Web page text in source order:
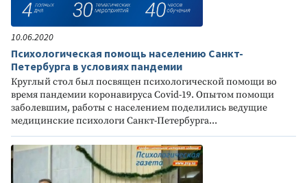
10.06.2020
Психологическая помощь населению Санкт-
Петербурга в условиях пандемии
Круглый стол был посвящен психологической помощи во
время пандемии коронавируса Covid-19. Опытом помощи
заболевшим, работы с населением поделились ведущие
медицинские психологи Санкт-Петербурга...